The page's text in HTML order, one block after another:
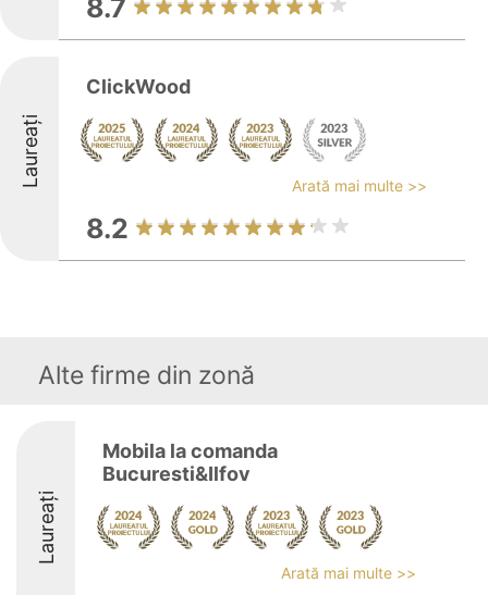
8.7
Laureați
ClickWood
Arată mai multe >>
8.2
Alte firme din zonă
Laureați
Mobila la comanda
Bucuresti&Ilfov
Arată mai multe >>